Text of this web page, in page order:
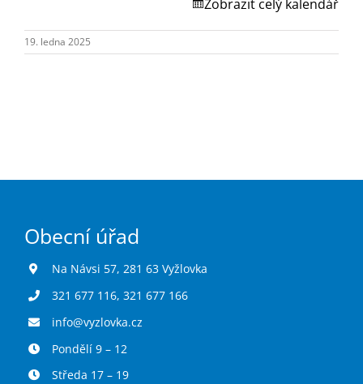
Turistika
Koupaliště
Zobrazit celý kalendář
19. ledna 2025
Obecní úřad
Na Návsi 57, 281 63 Vyžlovka
321 677 116, 321 677 166
info@vyzlovka.cz
Pondělí 9 – 12
Středa 17 – 19